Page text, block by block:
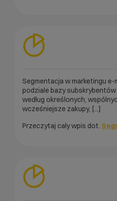
Segmentacja w marketingu e-
podziale bazy
według określonych,
wcześniejsze zakupy, [...]
Przeczytaj cały wpis dot.